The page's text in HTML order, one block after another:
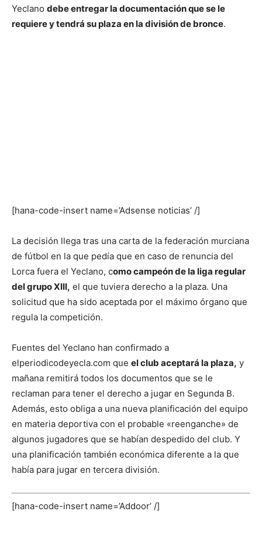
Yeclano debe entregar la documentación que se le
requiere y tendrá su plaza en la división de bronce.
[hana-code-insert name=’Adsense noticias’ /]
La decisión llega tras una carta de la federación murciana
de fútbol en la que pedía que en caso de renuncia del
Lorca fuera el Yeclano, como campeón de la liga regular
del grupo XIII, el que tuviera derecho a la plaza. Una
solicitud que ha sido aceptada por el máximo órgano que
regula la competición.
Fuentes del Yeclano han confirmado a
elperiodicodeyecla.com que el club aceptará la plaza, y
mañana remitirá todos los documentos que se le
reclaman para tener el derecho a jugar en Segunda B.
Además, esto obliga a una nueva planificación del equipo
en materia deportiva con el probable «reenganche» de
algunos jugadores que se habían despedido del club. Y
una planificación también económica diferente a la que
había para jugar en tercera división.
[hana-code-insert name=’Addoor’ /]